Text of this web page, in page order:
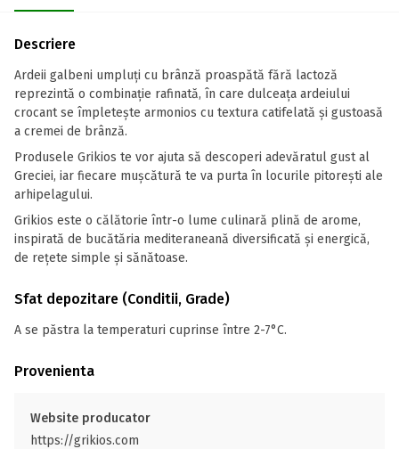
Descriere
Ardeii galbeni umpluți cu brânză proaspătă fără lactoză
reprezintă o combinație rafinată, în care dulceața ardeiului
crocant se împletește armonios cu textura catifelată și gustoasă
a cremei de brânză.
Produsele Grikios te vor ajuta să descoperi adevăratul gust al
Greciei, iar fiecare mușcătură te va purta în locurile pitorești ale
arhipelagului.
Grikios este o călătorie într-o lume culinară plină de arome,
inspirată de bucătăria mediteraneană diversificată și energică,
de rețete simple și sănătoase.
Sfat depozitare (Conditii, Grade)
A se păstra la temperaturi cuprinse între 2-7°C.
Provenienta
Website producator
https://grikios.com